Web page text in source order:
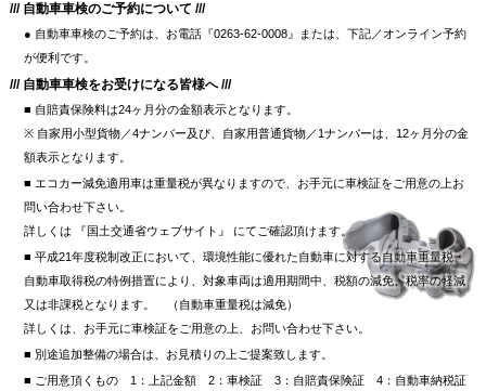
/// 自動車車検のご予約について ///
● 自動車車検のご予約は、お電話『0263-62-0008』または、下記／オンライン予約
が便利です。
/// 自動車車検をお受けになる皆様へ ///
■ 自賠責保険料は24ヶ月分の金額表示となります。
※ 自家用小型貨物／4ナンバー及び、自家用普通貨物／1ナンバーは、12ヶ月分の金
額表示となります。
■ エコカー減免適用車は重量税が異なりますので、お手元に車検証をご用意の上お
問い合わせ下さい。
詳しくは 『国土交通省ウェブサイト』 にてご確認頂けます。
■ 平成21年度税制改正において、環境性能に優れた自動車に対する自動車重量税・
自動車取得税の特例措置により、対象車両は適用期間中、税額の減免、税率の軽減
又は非課税となります。 （自動車重量税は減免）
詳しくは、お手元に車検証をご用意の上、お問い合わせ下さい。
■ 別途追加整備の場合は、お見積りの上ご提案致します。
■ ご用意頂くもの 1：上記金額 2：車検証 3：自賠責保険証 4：自動車納税証